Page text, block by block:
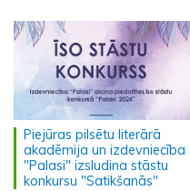
Piejūras pilsētu literārā
akadēmija un izdevniecība
"Palasi" izsludina stāstu
konkursu "Satikšanās"